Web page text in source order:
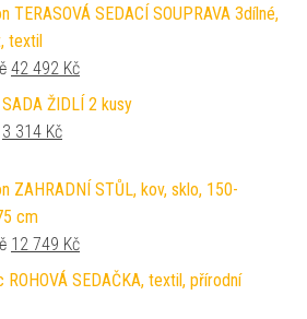
TERASOVÁ SEDACÍ SOUPRAVA 3dílné,
textil
Původní cena byla: 49 990 Kč.
42 492 KčAktuální cena je: 42 492 Kč.
SADA ŽIDLÍ 2 kusy
Původní cena byla: 3 899 Kč.
3 314 KčAktuální cena je: 3 314 Kč.
ZAHRADNÍ STŮL, kov, sklo, 150-
cm
Původní cena byla: 14 999 Kč.
12 749 KčAktuální cena je: 12 749 Kč.
ROHOVÁ SEDAČKA, textil, přírodní